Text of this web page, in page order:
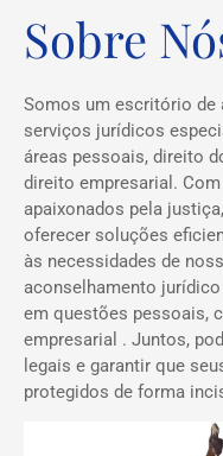
Sobre
Somos um escritório de
serviços jurídicos
áreas pessoais, direito
direito empresarial.
apaixonados pela
oferecer soluções
às necessidades de
aconselhamento
em questões pessoais,
empresarial . Juntos,
legais e garantir que
protegidos de forma